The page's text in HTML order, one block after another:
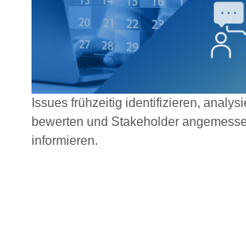
Issues frühzeitig identifizieren,
bewerten und Stakeholder
informieren.